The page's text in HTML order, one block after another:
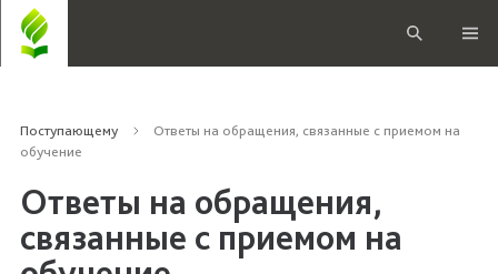
Поступающему
Ответы на обращения, связанные с приемом на
обучение
Ответы на обращения,
связанные с приемом на